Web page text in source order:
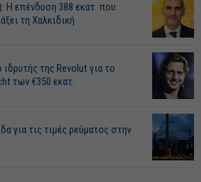
Η επένδυση 388 εκατ. που
τη Χαλκιδική
της Revolut για το
των €350 εκατ.
για τις τιμές ρεύματος στην